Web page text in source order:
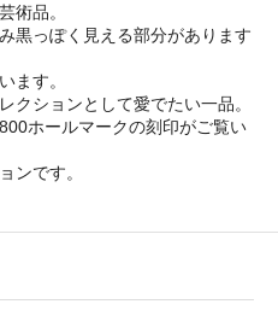
術品。
黒っぽく見える部分があります
ます。
クションとして愛でたい一品。
ホールマークの刻印がご覧い
ンです。